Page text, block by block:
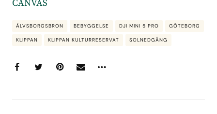
CANVAS
ÄLVSBORGSBRON BEBYGGELSE DJI MINI 5 PRO GÖTEBORG
KLIPPAN KLIPPAN KULTURRESERVAT SOLNEDGÅNG